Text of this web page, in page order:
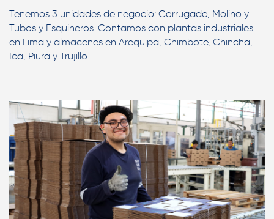
Tenemos 3 unidades de negocio: Corrugado, Molino y
Tubos y Esquineros. Contamos con plantas industriales
en Lima y almacenes en Arequipa, Chimbote, Chincha,
Ica, Piura y Trujillo.